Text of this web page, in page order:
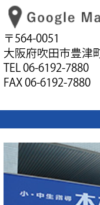
〒564-0051
大阪府吹田市豊津
TEL 06-6192-7880
FAX 06-6192-7880